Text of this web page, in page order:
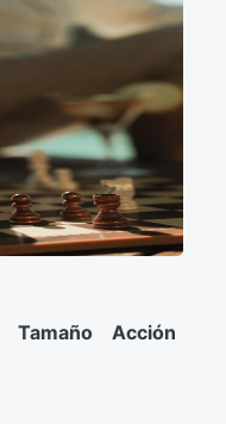
Tamaño Acción